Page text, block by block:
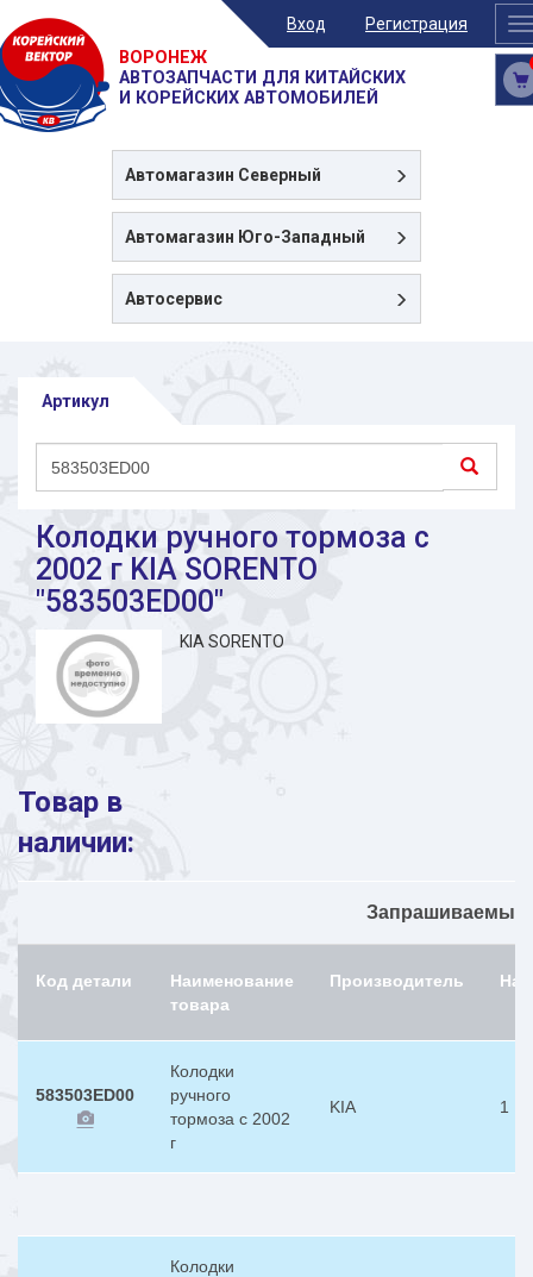
Вход Регистрация
ВОРОНЕЖ
АВТОЗАПЧАСТИ ДЛЯ КИТАЙСКИХ
И КОРЕЙСКИХ АВТОМОБИЛЕЙ
Автомагазин Северный
Автомагазин Юго-Западный
Автосервис
Артикул
Колодки ручного тормоза с
2002 г KIA SORENTO
"583503ED00"
KIA SORENTO
Товар в
наличии:
Запрашиваемый
Код детали
Наименование
товара
Производитель
583503ED00
Колодки
ручного
тормоза с 2002
г
KIA 1
Колодки